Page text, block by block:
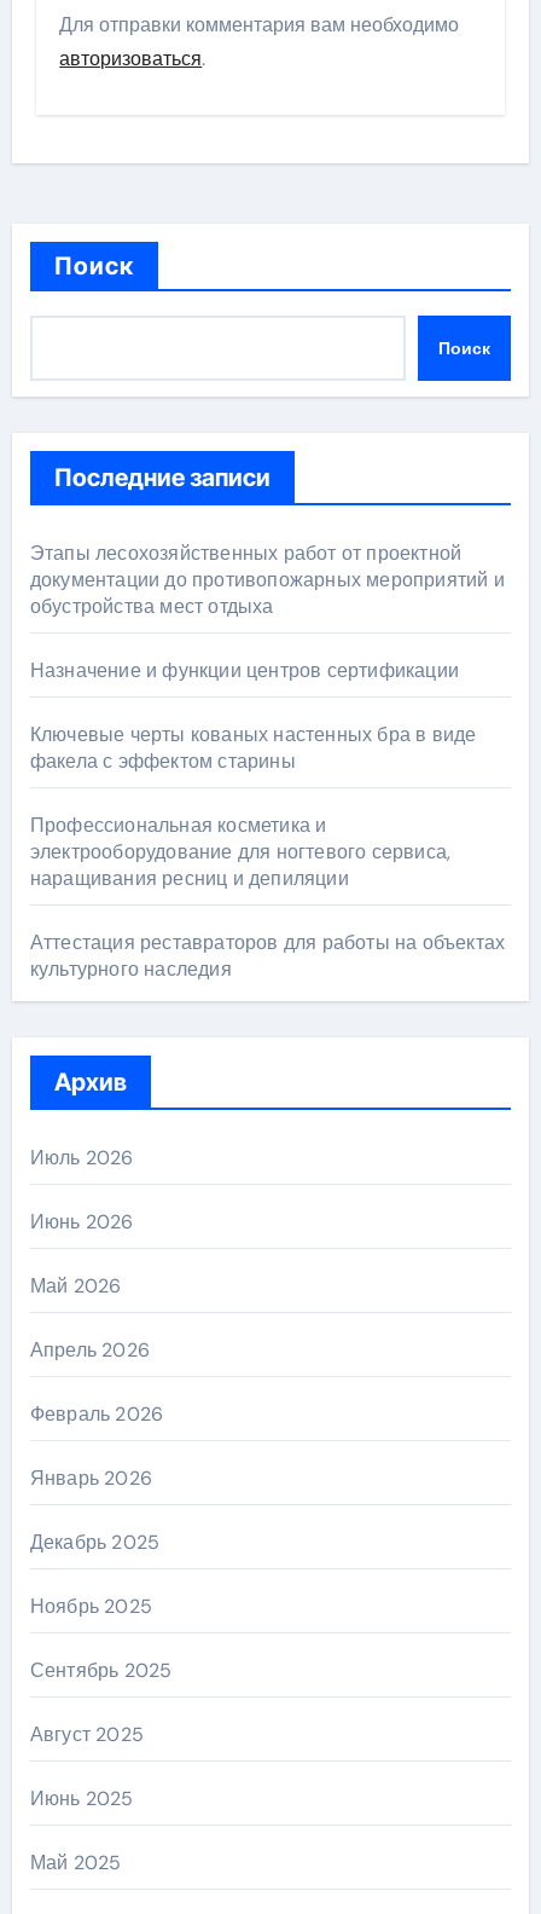
Для отправки комментария вам необходимо
авторизоваться.
Поиск
Поиск
Последние записи
Этапы лесохозяйственных работ от проектной
документации до противопожарных мероприятий и
обустройства мест отдыха
Назначение и функции центров сертификации
Ключевые черты кованых настенных бра в виде
факела с эффектом старины
Профессиональная косметика и
электрооборудование для ногтевого сервиса,
наращивания ресниц и депиляции
Аттестация реставраторов для работы на объектах
культурного наследия
Архив
Июль 2026
Июнь 2026
Май 2026
Апрель 2026
Февраль 2026
Январь 2026
Декабрь 2025
Ноябрь 2025
Сентябрь 2025
Август 2025
Июнь 2025
Май 2025